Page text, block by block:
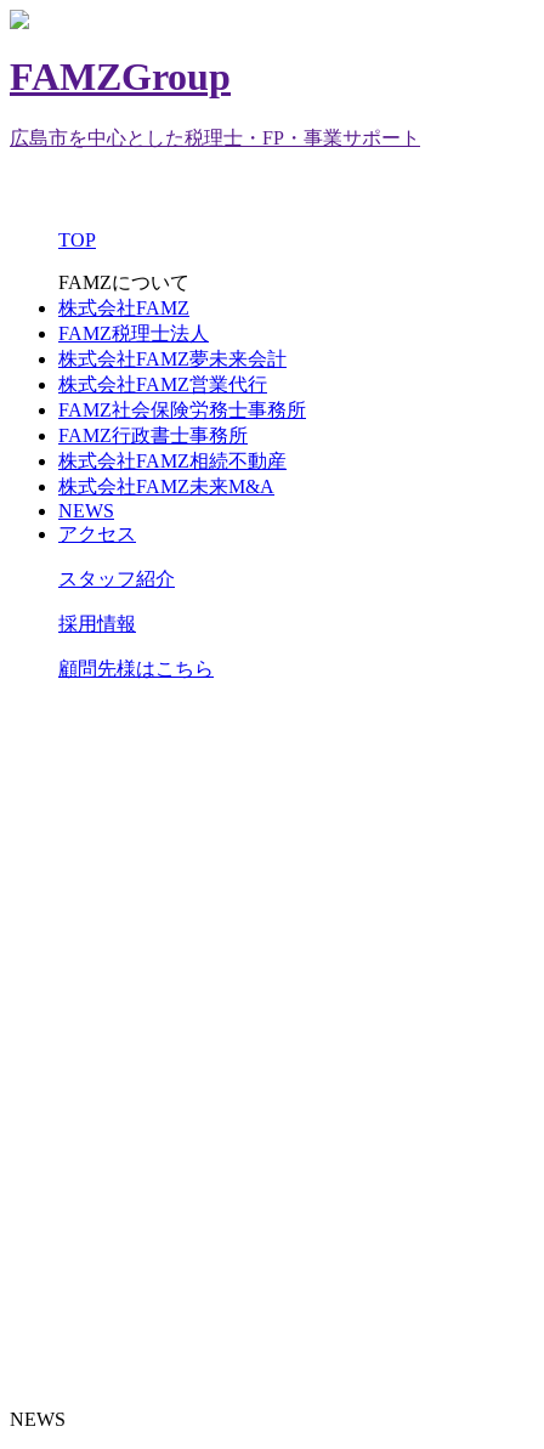
FAMZGroup
広島市を中心とした税理士・FP・事業サポート
TOP
FAMZについて
株式会社FAMZ
FAMZ税理士法人
株式会社FAMZ夢未来会計
株式会社FAMZ営業代行
FAMZ社会保険労務士事務所
FAMZ行政書士事務所
株式会社FAMZ相続不動産
株式会社FAMZ未来M&A
NEWS
アクセス
スタッフ紹介
採用情報
顧問先様はこちら
NEWS